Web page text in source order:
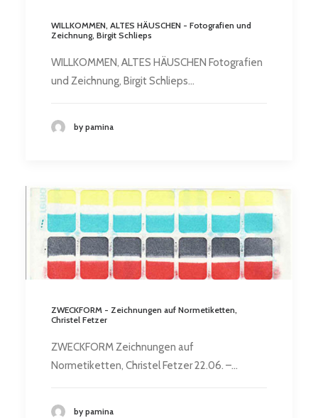
WILLKOMMEN, ALTES HÄUSCHEN - Fotografien und
Zeichnung, Birgit Schlieps
WILLKOMMEN, ALTES HÄUSCHEN Fotografien
und Zeichnung, Birgit Schlieps…
by pamina
ZWECKFORM - Zeichnungen auf Normetiketten,
Christel Fetzer
ZWECKFORM Zeichnungen auf
Normetiketten, Christel Fetzer 22.06. –…
by pamina